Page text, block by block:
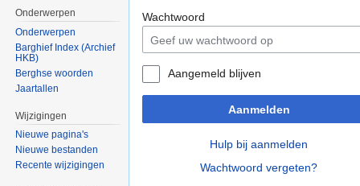
Wachtwoord
Aangemeld blijven
Aanmelden
Hulp bij aanmelden
Wachtwoord vergeten?
Onderwerpen
Onderwerpen
Barghief Index (Archief
HKB)
Berghse woorden
Jaartallen
Wijzigingen
Nieuwe pagina's
Nieuwe bestanden
Recente wijzigingen